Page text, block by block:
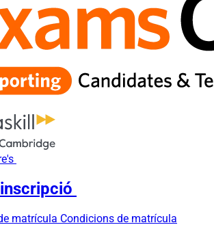
matrícula Condicions de matrícula